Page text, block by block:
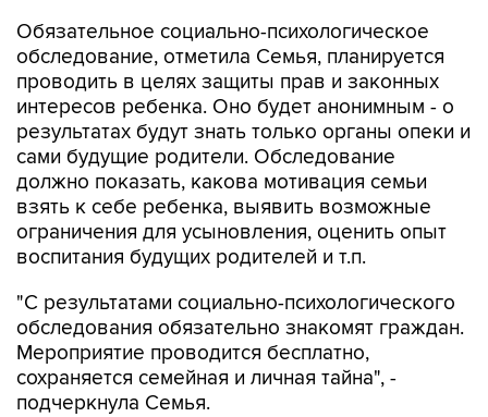
Обязательное социально-психологическое
обследование, отметила Семья, планируется
проводить в целях защиты прав и законных
интересов ребенка. Оно будет анонимным - о
результатах будут знать только органы опеки и
сами будущие родители. Обследование
должно показать, какова мотивация семьи
взять к себе ребенка, выявить возможные
ограничения для усыновления, оценить опыт
воспитания будущих родителей и т.п.
"С результатами социально-психологического
обследования обязательно знакомят граждан.
Мероприятие проводится бесплатно,
сохраняется семейная и личная тайна", -
подчеркнула Семья.